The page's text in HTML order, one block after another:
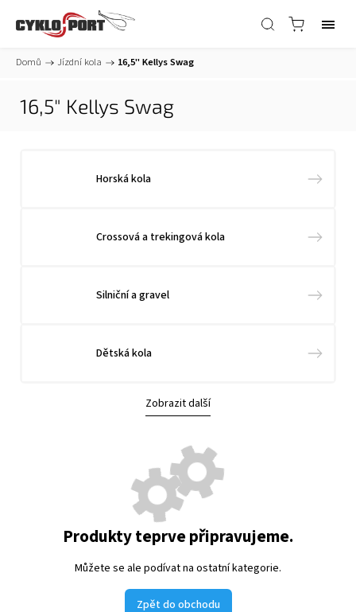
Domů / Jízdní kola / 16,5" Kellys Swag
16,5" Kellys Swag
Horská kola
Crossová a trekingová kola
Silniční a gravel
Dětská kola
Zobrazit další
Produkty teprve připravujeme.
Můžete se ale podívat na ostatní kategorie.
Zpět do obchodu